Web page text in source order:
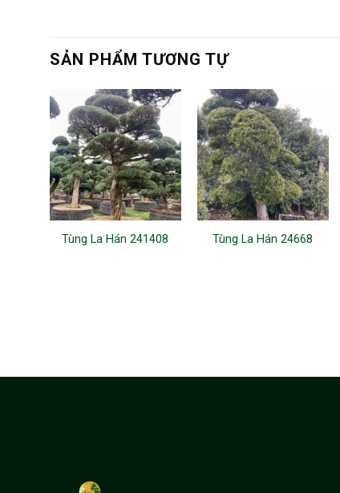
SẢN PHẨM TƯƠNG TỰ
Tùng La Hán 241408 Tùng La Hán 24668